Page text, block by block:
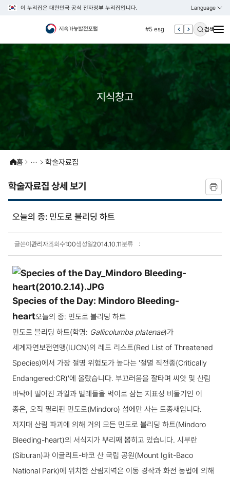
이 누리집은 대한민국 공식 전자정부 누리집입니다. Language
열기
KOREAN
ENGLISH
#5 esg
#6 빈곤
#7 un
#1 경제
#6 빈곤
검색
지식창고
홈 학술자료집
학술자료집 상세 보기
오늘의 종: 민도로 블리딩 하트
글쓴이관리자조회수100생성일2014.10.11분류
Species of the Day: Mindoro Bleeding-
heart
오늘의 종: 민도로 블리딩 하트
민도로 블리딩 하트(학명:
Gallicolumba platenae)가
세계자연보전연맹(IUCN)의 레드 리스트(Red List of Threatened
Species)에서 가장 절명 위험도가 높다는 '절멸 직전종(Critically
Endangered:CR)'에 올랐습니다. 부끄러움을 잘타며 씨앗 및 산림
바닥에 떨어진 과일과 벌레들을 먹이로 삼는 지표성 비둘기인 이
종은, 오직 필리핀 민도로(Mindoro) 섬에만 사는 토종새입니다.
저지대 산림 파괴에 의해 거의 모든 민도로 블리딩 하트(Mindoro
Bleeding-heart)의 서식지가 뿌리째 뽑히고 있습니다. 시부란
(Siburan)과 이글리트-바코 산 국립 공원(Mount Iglit-Baco
National Park)에 위치한 산림지역은 이동 경작과 화전 농법에 의해